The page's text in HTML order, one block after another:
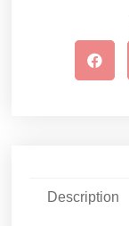
Description